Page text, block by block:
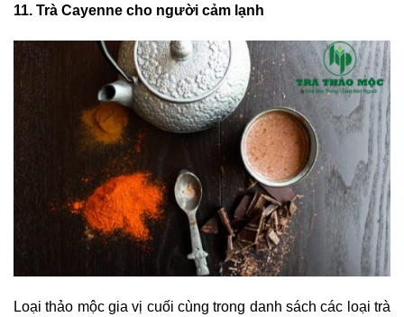
11. Trà Cayenne cho người cảm lạnh
Loại thảo mộc gia vị cuối cùng trong danh sách các loại trà